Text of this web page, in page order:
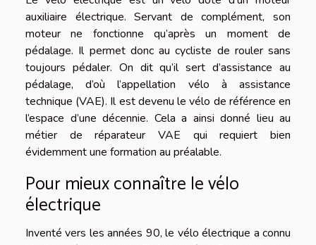
auxiliaire électrique. Servant de complément, son
moteur ne fonctionne qu’après un moment de
pédalage. Il permet donc au cycliste de rouler sans
toujours pédaler. On dit qu’il sert d’assistance au
pédalage, d’où l’appellation vélo à assistance
technique (VAE). Il est devenu le vélo de référence en
l’espace d’une décennie. Cela a ainsi donné lieu au
métier de réparateur VAE qui requiert bien
évidemment une formation au préalable.
Pour mieux connaître le vélo
électrique
Inventé vers les années 90, le vélo électrique a connu